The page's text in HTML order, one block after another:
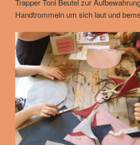
Handtrommeln um sich laut und